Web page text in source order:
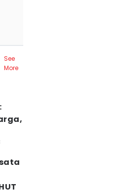
See
More